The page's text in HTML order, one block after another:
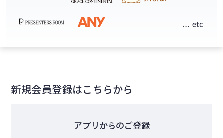
新規会員登録はこちらから
アプリからのご登録